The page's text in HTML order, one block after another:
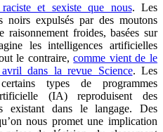
et sexiste que nous. Les
noirs expulsés par des moutons
raisonnement froides, basées sur
les intelligences artificielles
le contraire,comme vient de le
dans la revue Science. Les
types de programmes
(IA) reproduisent des
existant dans le langage. Des
nous promet une implication